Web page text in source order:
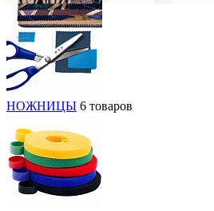
НОЖНИЦЫ 6 товаров